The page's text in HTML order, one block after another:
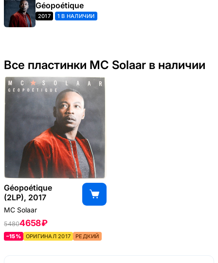
Géopoétique
2017 1 В НАЛИЧИИ
Все пластинки MC Solaar в наличии
Géopoétique
(2LP), 2017
MC Solaar
54804658 ₽
–15% ОРИГИНАЛ 2017 РЕДКИЙ